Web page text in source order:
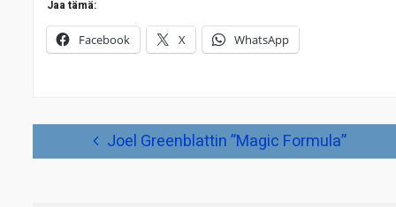
Jaa tämä:
Facebook X WhatsApp
Joel Greenblattin ”Magic Formula”